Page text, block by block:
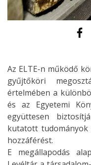
Az ELTE-n működő
gyűjtőköri
értelmében a
és az Egyetemi
együttesen
kutatott tudományok
hozzáférést.
E megállapodás